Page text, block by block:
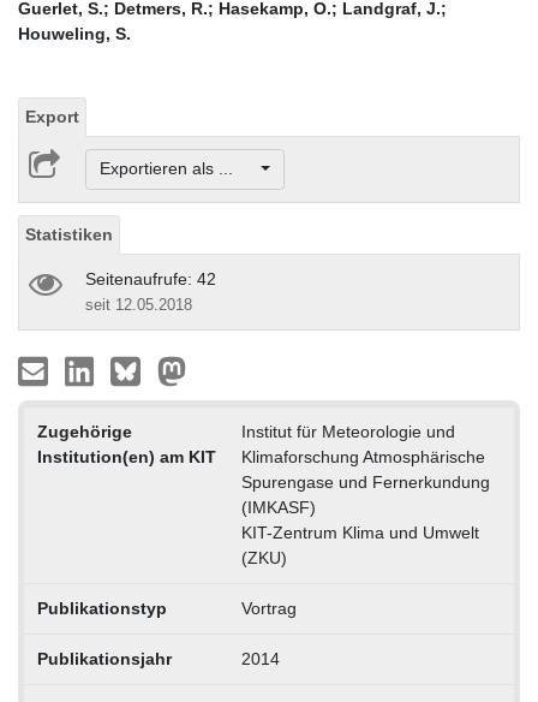
Guerlet, S.; Detmers, R.; Hasekamp, O.; Landgraf, J.;
Houweling, S.
Export
Exportieren als ...
Statistiken
Seitenaufrufe: 42
seit 12.05.2018
Zugehörige
Institution(en) am KIT
Institut für Meteorologie und
Klimaforschung Atmosphärische
Spurengase und Fernerkundung
(IMKASF)
KIT-Zentrum Klima und Umwelt
(ZKU)
Publikationstyp Vortrag
Publikationsjahr 2014